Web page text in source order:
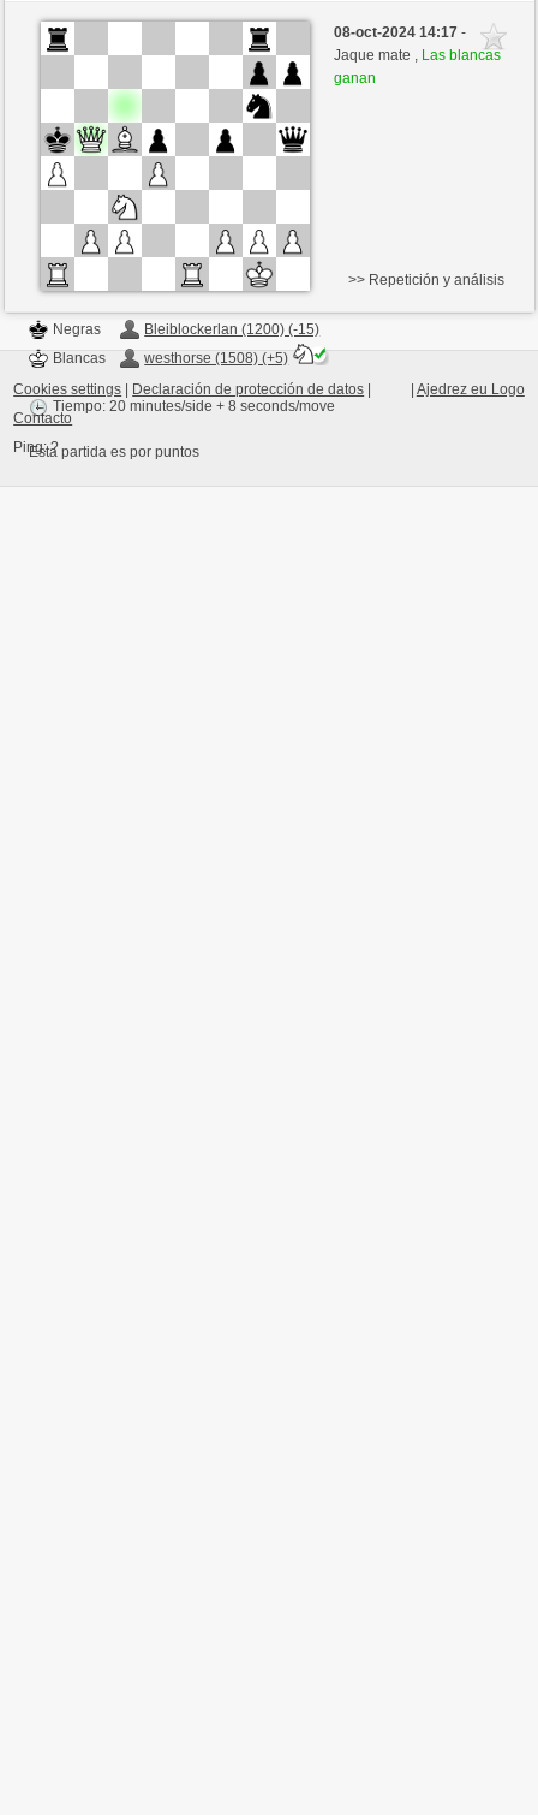
Negras
Canarias (1283) (-7)
Blancas
westhorse (1513) (+7)
Tiempo: 20 minutes/side + 8 seconds/move
Esta partida es por puntos
08-oct-2024 14:17-
Jaque mate , Las blancas
ganan
Negras
Bleiblockerlan (1200) (-15)
Blancas
westhorse (1508) (+5)
Tiempo: 20 minutes/side + 8 seconds/move
Esta partida es por puntos
>> Repetición y análisis
Ajedrez eu Logo
Cookies settings Declaración de protección de datos
Contacto
Ping:?